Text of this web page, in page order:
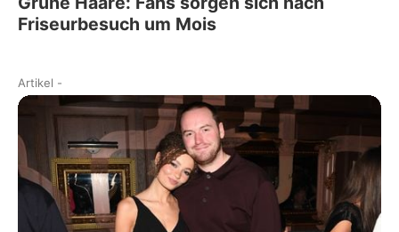
Friseurbesuch um Mois
Artikel -